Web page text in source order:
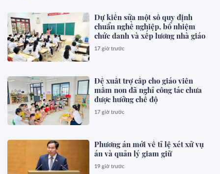
Dự kiến sửa một số quy định
chuẩn nghề nghiệp, bổ nhiệm
chức danh và xếp lương nhà giáo
17 giờ trước
Đề xuất trợ cấp cho giáo viên
mầm non đã nghỉ công tác chưa
được hưởng chế độ
17 giờ trước
Phương án mới về tỉ lệ xét xử vụ
án và quản lý giam giữ
19 giờ trước